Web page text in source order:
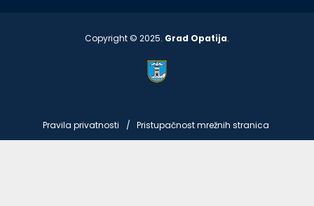
Copyright © 2025. Grad Opatija.
Pravila privatnosti Pristupačnost mrežnih stranica